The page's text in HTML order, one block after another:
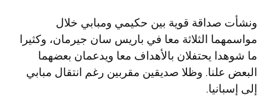
ونشأت صداقة قوية بين حكيمي ومبابي خلال
مواسمهما الثلاثة معا في باريس سان جيرمان، وكثيرا
ما شوهدا يحتفلان بالأهداف معا ويدعمان بعضهما
البعض علنا. وظلا صديقين مقربين رغم انتقال مبابي
إلى إسبانيا.